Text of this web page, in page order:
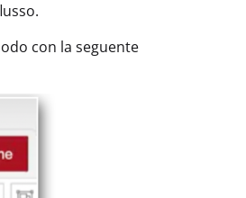
con la seguente